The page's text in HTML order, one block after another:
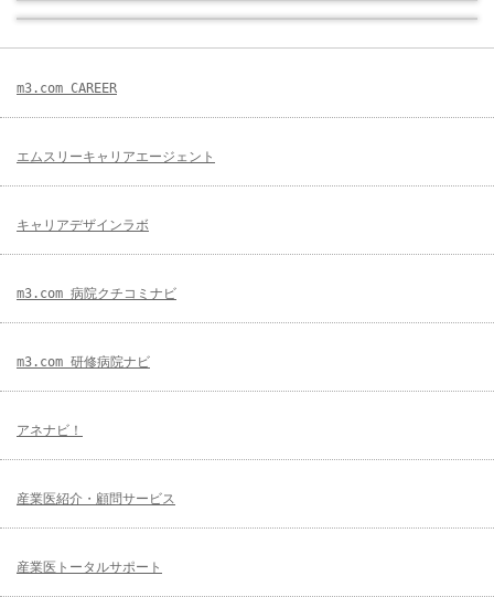
m3.com CAREER
エムスリーキャリアエージェント
キャリアデザインラボ
m3.com 病院クチコミナビ
m3.com 研修病院ナビ
アネナビ！
産業医紹介・顧問サービス
産業医トータルサポート